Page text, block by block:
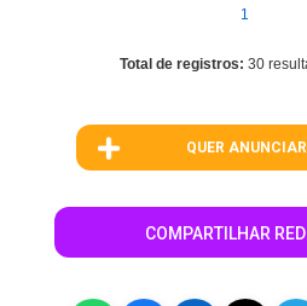
1
Total de registros: 30
QUER
COMPARTILHAR